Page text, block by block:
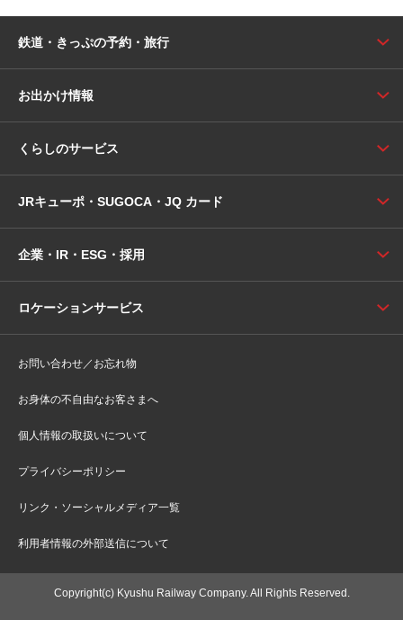
鉄道・きっぷの予約・旅行
お出かけ情報
くらしのサービス
JRキューポ・SUGOCA・JQ カード
企業・IR・ESG・採用
ロケーションサービス
お問い合わせ／お忘れ物
お身体の不自由なお客さまへ
個人情報の取扱いについて
プライバシーポリシー
リンク・ソーシャルメディア一覧
利用者情報の外部送信について
Copyright(c) Kyushu Railway Company. All Rights Reserved.